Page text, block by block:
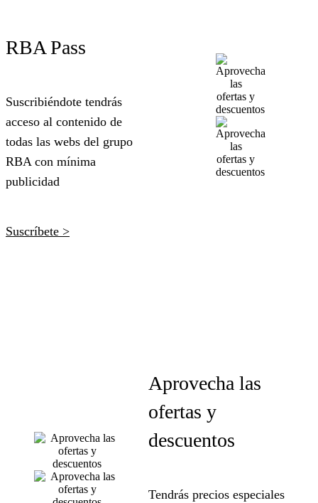
RBA Pass
Suscribiéndote tendrás
acceso al contenido de
todas las webs del grupo
RBA con mínima
publicidad
Suscríbete >
Aprovecha las
ofertas y
descuentos
Tendrás precios especiales